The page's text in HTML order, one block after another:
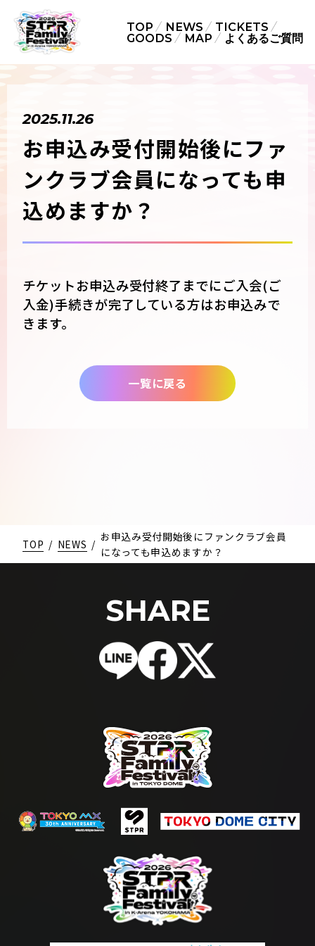
TOP NEWS
TICKETS
GOODS
MAP よくあるご質問
2025.11.26
お申込み受付開始後にファ
ンクラブ会員になっても申
込めますか？
チケットお申込み受付終了までにご入会(ご
入金)手続きが完了している方はお申込みで
きます。
一覧に戻る
TOP / NEWS /
お申込み受付開始後にファンクラブ会員
になっても申込めますか？
SHARE